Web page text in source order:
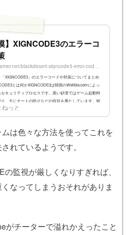
】XIGNCODE3のエラーコ
https://ossan-gamer.net/blackdesert-xigncode3-error-code-and-fix
XIGNCODE3」のエラーコードや対策についてまとめ
とは何かXIGNCODE3は韓国のWellbia.comによっ
キュリティプロセスです。黒い砂漠ではゲーム起動時
、主にチートの防止などの役目を果たしています。W
るプロセス(アプリケーション)を監視し、XIGNCODE
ムなどが動作している場合はゲームを強制終了し、以
知されました...
っと
は色々な方法を使ってこれを
れているようです。
監視が厳しくなりすぎれば、
なってしまうおそれがありま
がチーターで溢れかえったこと